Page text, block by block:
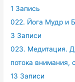
1 Запись
022. Йога Мудр и
3 Записи
023. Медитация.
потока внимания,
13 Записи